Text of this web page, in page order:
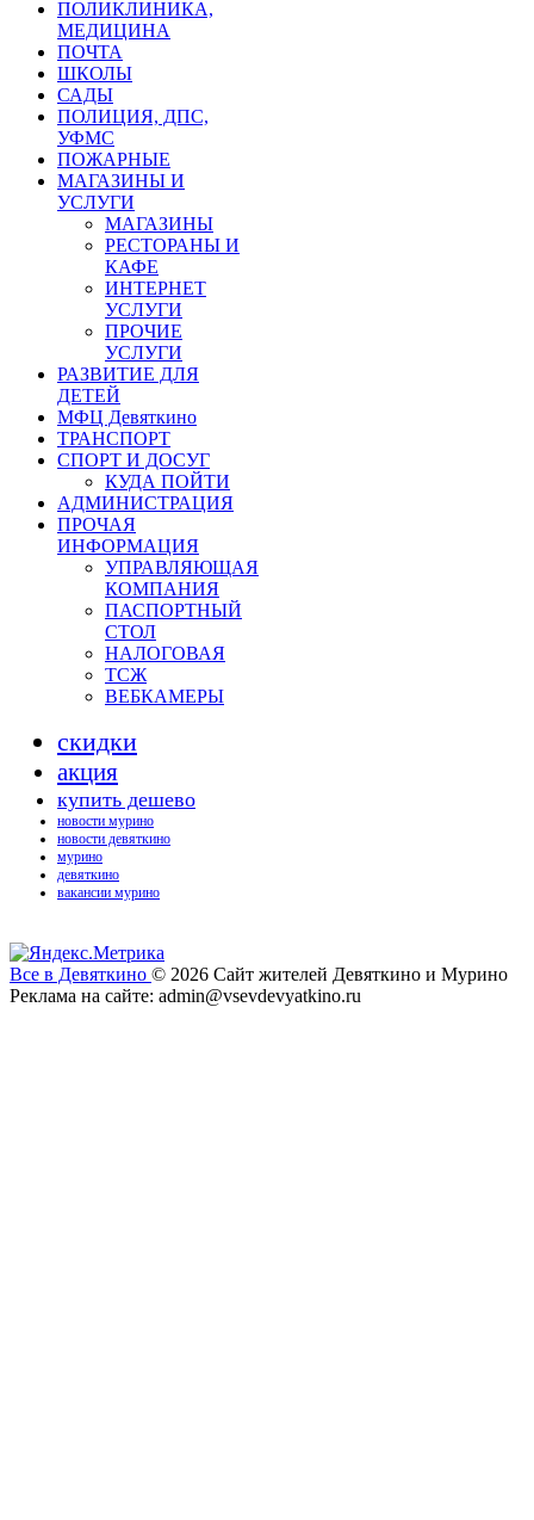
ПОЛИКЛИНИКА,
МЕДИЦИНА
ПОЧТА
ШКОЛЫ
САДЫ
ПОЛИЦИЯ, ДПС,
УФМС
ПОЖАРНЫЕ
МАГАЗИНЫ И
УСЛУГИ
МАГАЗИНЫ
РЕСТОРАНЫ И
КАФЕ
ИНТЕРНЕТ
УСЛУГИ
ПРОЧИЕ
УСЛУГИ
РАЗВИТИЕ ДЛЯ
ДЕТЕЙ
МФЦ Девяткино
ТРАНСПОРТ
СПОРТ И ДОСУГ
КУДА ПОЙТИ
АДМИНИСТРАЦИЯ
ПРОЧАЯ
ИНФОРМАЦИЯ
УПРАВЛЯЮЩАЯ
КОМПАНИЯ
ПАСПОРТНЫЙ
СТОЛ
НАЛОГОВАЯ
ТСЖ
ВЕБКАМЕРЫ
скидки
акция
купить дешево
новости мурино
новости девяткино
мурино
девяткино
вакансии мурино
Все в Девяткино © 2026 Сайт жителей Девяткино и Мурино
Реклама на сайте: admin@vsevdevyatkino.ru